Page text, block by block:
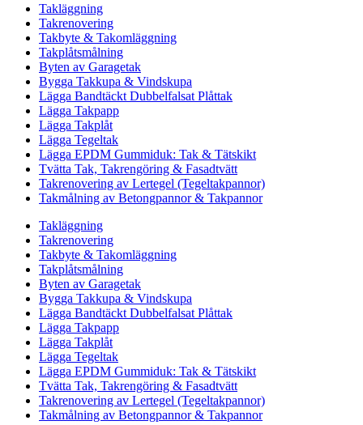
Takläggning
Takrenovering
Takbyte & Takomläggning
Takplåtsmålning
Byten av Garagetak
Bygga Takkupa & Vindskupa
Lägga Bandtäckt Dubbelfalsat Plåttak
Lägga Takpapp
Lägga Takplåt
Lägga Tegeltak
Lägga EPDM Gummiduk: Tak & Tätskikt
Tvätta Tak, Takrengöring & Fasadtvätt
Takrenovering av Lertegel (Tegeltakpannor)
Takmålning av Betongpannor & Takpannor
Takläggning
Takrenovering
Takbyte & Takomläggning
Takplåtsmålning
Byten av Garagetak
Bygga Takkupa & Vindskupa
Lägga Bandtäckt Dubbelfalsat Plåttak
Lägga Takpapp
Lägga Takplåt
Lägga Tegeltak
Lägga EPDM Gummiduk: Tak & Tätskikt
Tvätta Tak, Takrengöring & Fasadtvätt
Takrenovering av Lertegel (Tegeltakpannor)
Takmålning av Betongpannor & Takpannor